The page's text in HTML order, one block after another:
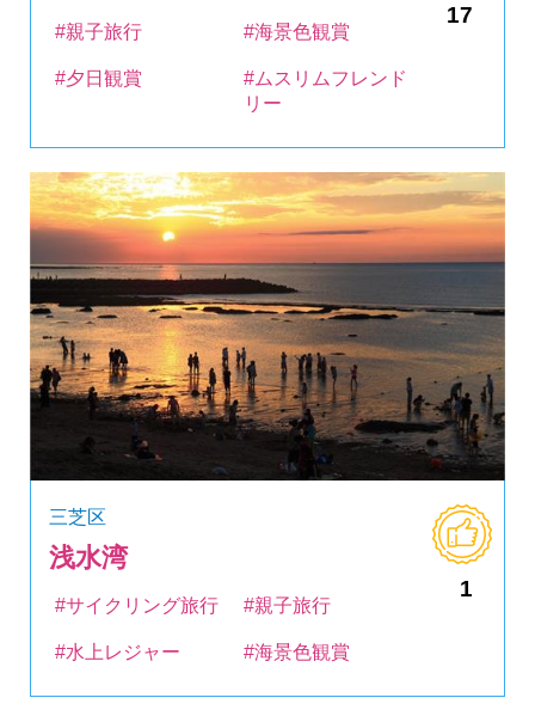
17
#親子旅行 #海景色観賞
#夕日観賞
#ムスリムフレンド
リー
三芝区
浅水湾
1
#サイクリング旅行 #親子旅行
#水上レジャー #海景色観賞